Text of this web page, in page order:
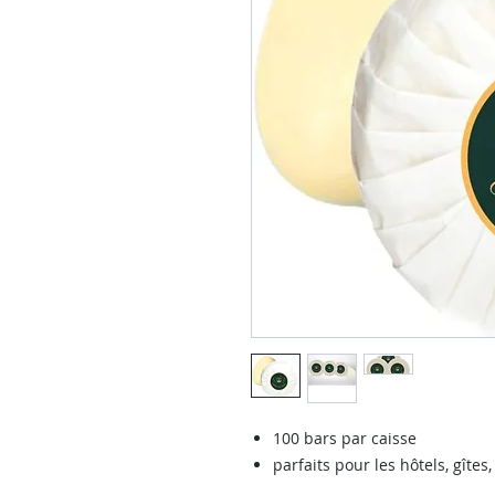
100 bars par caisse
parfaits pour les hôtels, gîtes,